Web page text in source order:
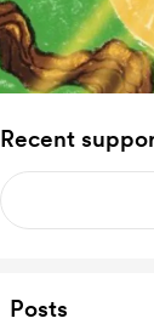
Recent
Posts